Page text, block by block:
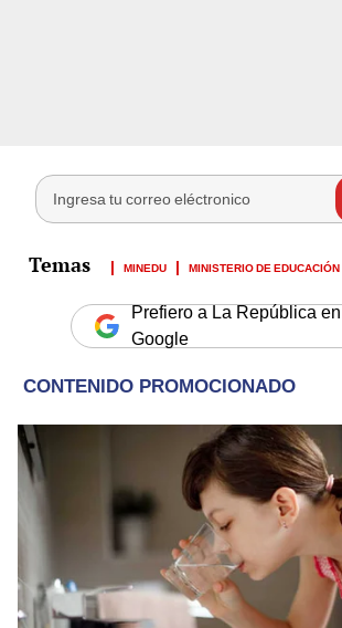
MINEDU MINISTERIO DE EDUCACIÓN
Prefiero a La República en
Google